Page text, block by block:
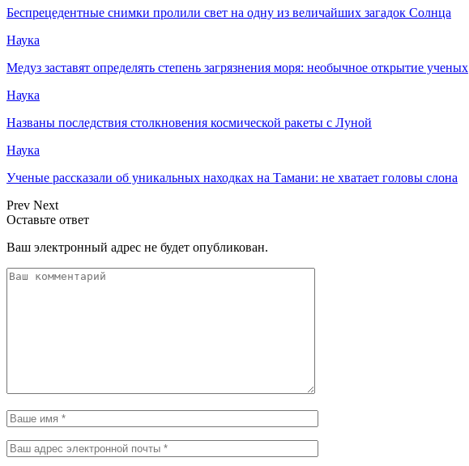
Беспрецедентные снимки пролили свет на одну из величайших загадок Солнца
Наука
Медуз заставят определять степень загрязнения моря: необычное открытие ученых
Наука
Названы последствия столкновения космической ракеты с Луной
Наука
Ученые рассказали об уникальных находках на Тамани: не хватает головы слона
Prev Next
Оставьте ответ
Ваш электронный адрес не будет опубликован.